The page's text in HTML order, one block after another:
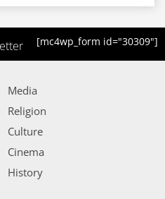
[mc4wp_form id="30309"]
Media
Religion
Culture
Cinema
History